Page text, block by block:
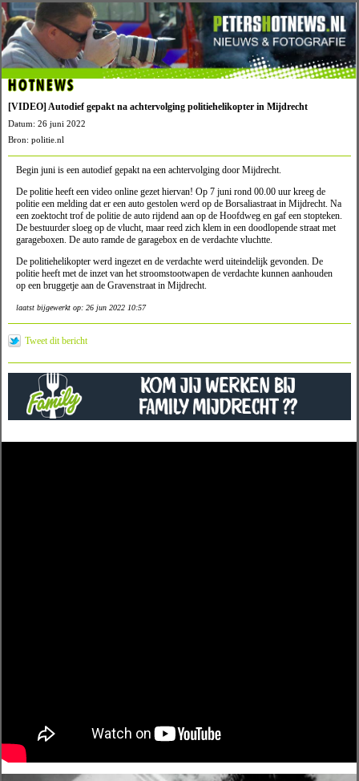
HOTNEWS
[VIDEO] Autodief gepakt na achtervolging politiehelikopter in Mijdrecht
Datum: 26 juni 2022
Bron: politie.nl
Begin juni is een autodief gepakt na een achtervolging door Mijdrecht.
De politie heeft een video online gezet hiervan! Op 7 juni rond 00.00 uur kreeg de
politie een melding dat er een auto gestolen werd op de Borsaliastraat in Mijdrecht. Na
een zoektocht trof de politie de auto rijdend aan op de Hoofdweg en gaf een stopteken.
De bestuurder sloeg op de vlucht, maar reed zich klem in een doodlopende straat met
garageboxen. De auto ramde de garagebox en de verdachte vluchtte.
De politiehelikopter werd ingezet en de verdachte werd uiteindelijk gevonden. De
politie heeft met de inzet van het stroomstootwapen de verdachte kunnen aanhouden
op een bruggetje aan de Gravenstraat in Mijdrecht.
laatst bijgewerkt op: 26 jun 2022 10:57
Tweet dit bericht